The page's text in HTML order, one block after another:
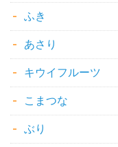
ふき
あさり
キウイフルーツ
こまつな
ぶり